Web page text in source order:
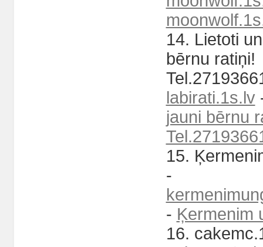
14. Lietoti
bērnu ratiņi!
labirati.1s.lv
jauni bērnu
15.
-
- Ķermenim
16.